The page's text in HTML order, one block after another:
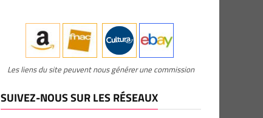
Les liens du site peuvent nous générer une commission
SUIVEZ-NOUS SUR LES RÉSEAUX